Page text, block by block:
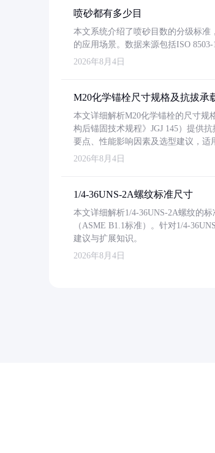
喷砂都有多少目
本文系统介绍了喷砂目数的分级标准
的应用场景。数据来源包括ISO
2026年8月4日
M20化学锚栓尺寸规格及抗拔承
本文详细解析M20化学锚栓的尺寸规
构后锚固技术规程》JGJ 145）提供
要点、性能影响因素及选型建议，适
2026年8月4日
1/4-36UNS-2A螺纹标准尺寸
本文详细解析1/4-36UNS-2A螺纹的
（ASME B1.1标准）。针对1/4-
建议与扩展知识。
2026年8月4日